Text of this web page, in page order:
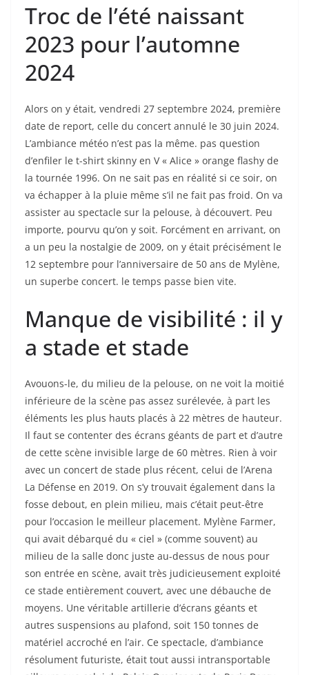
Troc de l’été naissant
2023 pour l’automne
2024
Alors on y était, vendredi 27 septembre 2024, première
date de report, celle du concert annulé le 30 juin 2024.
L’ambiance météo n’est pas la même. pas question
d’enfiler le t-shirt skinny en V « Alice » orange flashy de
la tournée 1996. On ne sait pas en réalité si ce soir, on
va échapper à la pluie même s’il ne fait pas froid. On va
assister au spectacle sur la pelouse, à découvert. Peu
importe, pourvu qu’on y soit. Forcément en arrivant, on
a un peu la nostalgie de 2009, on y était précisément le
12 septembre pour l’anniversaire de 50 ans de Mylène,
un superbe concert. le temps passe bien vite.
Manque de visibilité : il y
a stade et stade
Avouons-le, du milieu de la pelouse, on ne voit la moitié
inférieure de la scène pas assez surélevée, à part les
éléments les plus hauts placés à 22 mètres de hauteur.
Il faut se contenter des écrans géants de part et d’autre
de cette scène invisible large de 60 mètres. Rien à voir
avec un concert de stade plus récent, celui de l’Arena
La Défense en 2019. On s’y trouvait également dans la
fosse debout, en plein milieu, mais c’était peut-être
pour l’occasion le meilleur placement. Mylène Farmer,
qui avait débarqué du « ciel » (comme souvent) au
milieu de la salle donc juste au-dessus de nous pour
son entrée en scène, avait très judicieusement exploité
ce stade entièrement couvert, avec une débauche de
moyens. Une véritable artillerie d’écrans géants et
autres suspensions au plafond, soit 150 tonnes de
matériel accroché en l’air. Ce spectacle, d’ambiance
résolument futuriste, était tout aussi intransportable